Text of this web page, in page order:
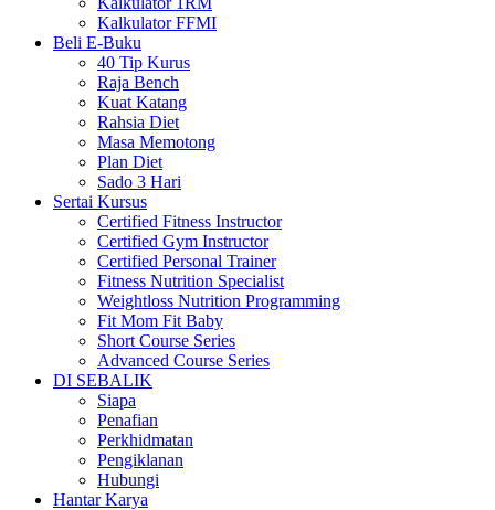
Kalkulator FFMI
Beli E-Buku
40 Tip Kurus
Raja Bench
Kuat Katang
Rahsia Diet
Masa Memotong
Plan Diet
Sado 3 Hari
Sertai Kursus
Certified Fitness Instructor
Certified Gym Instructor
Certified Personal Trainer
Fitness Nutrition Specialist
Weightloss Nutrition Programming
Fit Mom Fit Baby
Short Course Series
Advanced Course Series
DI SEBALIK
Siapa
Penafian
Perkhidmatan
Pengiklanan
Hubungi
Hantar Karya